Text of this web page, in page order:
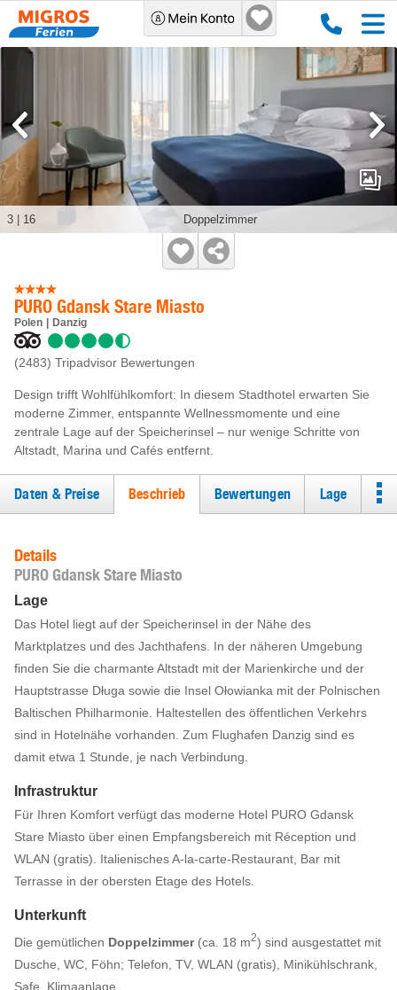
PURO Gdansk Stare Miasto
Polen Danzig
(2483) Tripadvisor Bewertungen
Design trifft Wohlfühlkomfort: In diesem Stadthotel erwarten Sie
moderne Zimmer, entspannte Wellnessmomente und eine
zentrale Lage auf der Speicherinsel – nur wenige Schritte von
Altstadt, Marina und Cafés entfernt.
Doppelzimmer
3 16
Daten & Preise Beschrieb Bewertungen Lage
Details
PURO Gdansk Stare Miasto
Lage
Das Hotel liegt auf der Speicherinsel in der Nähe des
Marktplatzes und des Jachthafens. In der näheren Umgebung
finden Sie die charmante Altstadt mit der Marienkirche und der
Hauptstrasse Długa sowie die Insel Ołowianka mit der Polnischen
Baltischen Philharmonie. Haltestellen des öffentlichen Verkehrs
sind in Hotelnähe vorhanden. Zum Flughafen Danzig sind es
damit etwa 1 Stunde, je nach Verbindung.
Infrastruktur
Für Ihren Komfort verfügt das moderne Hotel PURO Gdansk
Stare Miasto über einen Empfangsbereich mit Réception und
WLAN (gratis). Italienisches A-la-carte-Restaurant, Bar mit
Terrasse in der obersten Etage des Hotels.
Unterkunft
Die gemütlichen Doppelzimmer(ca. 18 m2) sind ausgestattet mit
Dusche, WC, Föhn; Telefon, TV, WLAN (gratis), Minikühlschrank,
Safe, Klimaanlage.